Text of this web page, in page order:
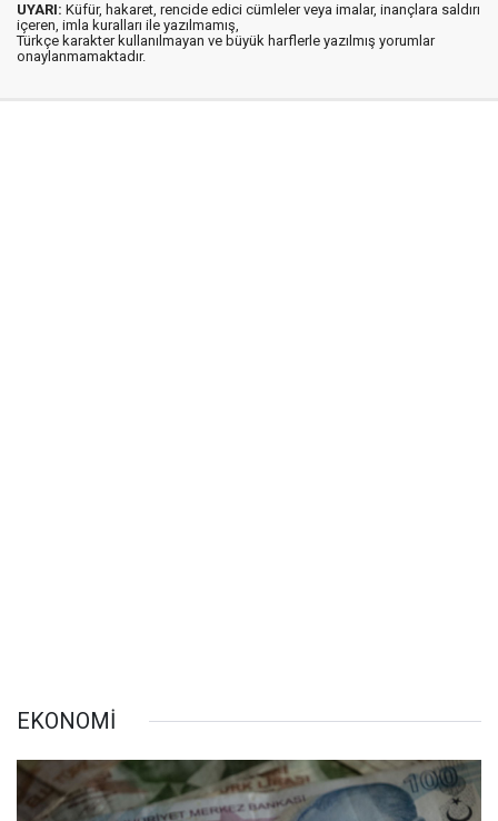
UYARI: Küfür, hakaret, rencide edici cümleler veya imalar, inançlara saldırı
içeren, imla kuralları ile yazılmamış,
Türkçe karakter kullanılmayan ve büyük harflerle yazılmış yorumlar
onaylanmamaktadır.
EKONOMİ